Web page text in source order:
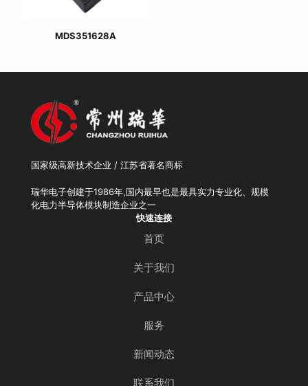
MDS351628A
国家级高新技术企业 / 江苏省著名商标
瑞华电子创建于1986年,国内最早也是最具实力专业化、规模
化电力半导体模块制造企业之一
快速连接
首页
关于我们
产品中心
服务
新闻动态
联系我们